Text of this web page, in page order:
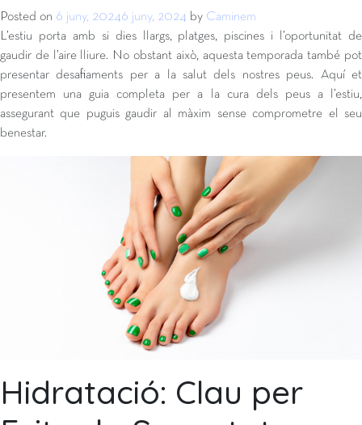
Posted on 6 juny, 20246 juny, 2024 by Caminem
L’estiu porta amb si dies llargs, platges, piscines i l’oportunitat de
gaudir de l’aire lliure. No obstant això, aquesta temporada també pot
presentar desafiaments per a la salut dels nostres peus. Aquí et
presentem una guia completa per a la cura dels peus a l’estiu,
assegurant que puguis gaudir al màxim sense comprometre el seu
benestar.
Hidratació: Clau per